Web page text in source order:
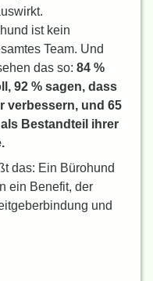
ist kein
Team. Und
das so: 84 %
92 % sagen, dass
verbessern, und 65
Bestandteil ihrer
das: Ein Bürohund
ein Benefit, der
und